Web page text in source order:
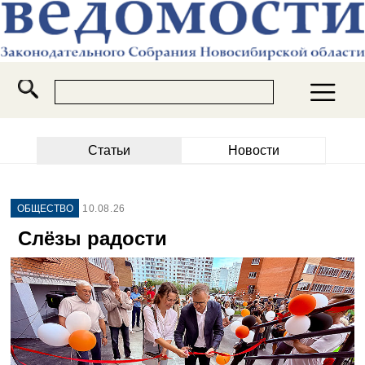
Статьи Новости
ОБЩЕСТВО 10.08.26
Слёзы радости